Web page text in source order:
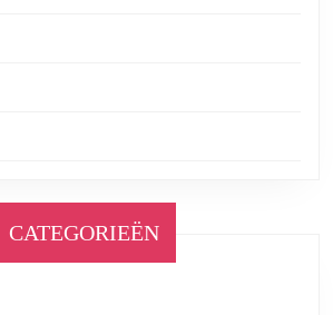
CATEGORIEËN